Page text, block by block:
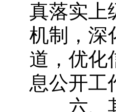
真落实上
机制，深
道，优化
息公开工
六、其